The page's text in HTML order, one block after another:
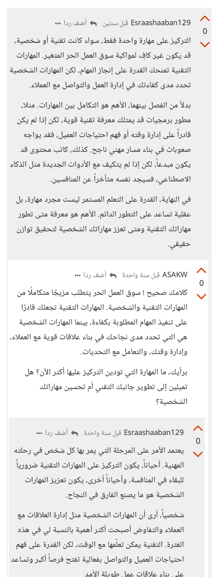
0
Esraashaaban129 قبل سنتين أضف ردا
التركيز على مهارة واحدة فقط، سواء كانت تقنية أو شخصية،
قد يكون غير كافٍ لمواكبة سوق العمل الحر المتغير. المهارات
التقنية تمنحك القدرة على إنجاز المهام، لكن المهارات الشخصية
تحدد مدى كفاءتك في إدارة العمل والتواصل مع العملاء.
بدلاً من الفصل بينهما، الأهم هو التكامل بين المهارات. مثلا،
مطور برمجيات قد يمتلك معرفة تقنية قوية، لكن إذا لم يكن
قادراً على إدارة وقته أو فهم احتياجات العميل، فقد يواجه
صعوبات في بناء مسار مهني ناجح. كذلك، كاتب محتوى قد
يكون مبدعاً، لكن إذا لم يتكيف مع الأدوات الجديدة مثل الذكاء
الاصطناعي، فسيجد نفسه متأخراً عن المنافسين.
في النهاية، القدرة على التعلم المستمر ليست مجرد مهارة، بل
عقلية تساعد على التطور الدائم. الأهم هو معرفة متى تطور
مهاراتك التقنية ومتى تعزز مهاراتك الشخصية لتحقيق توازن
حقيقي.
0
ASAKW قبل سنة واحدة أضف ردا
كلامك صحيح ! سوق العمل الحر يتطلب مزيجًا متكاملًا من
المهارات التقنية والشخصية. المهارات التقنية تجعلك قادرًا
على تنفيذ المهام المطلوبة بكفاءة، بينما المهارات الشخصية
هي التي تحدد مدى نجاحك في بناء علاقات قوية مع العملاء،
وإدارة وقتك، والتعامل مع التحديات.
برأيك، ما المهارة التي تودين التركيز عليها أكثر الآن؟ هل
تميلين إلى تطوير جانبك التقني أم تحسين مهاراتك
الشخصية؟
0
Esraashaaban129 قبل سنة واحدة أضف ردا
يعتمد الأمر على المرحلة التي يمر بها كل شخص في رحلته
المهنية. أحياناً، يكون التركيز على المهارات التقنية ضرورياً
للبقاء في المنافسة، وأحياناً أخرى، يكون تعزيز المهارات
الشخصية هو ما يصنع الفارق في النجاح.
شخصياً، أرى أن المهارات الشخصية مثل إدارة العلاقات مع
العملاء والتفاوض أصبحت أكثر أهمية بالنسبة لي في هذه
الفترة. التقنية يمكن تعلّمها مع الوقت، لكن القدرة على فهم
احتياجات العميل والتواصل بفعالية تفتح فرصاً أكبر وتساعد